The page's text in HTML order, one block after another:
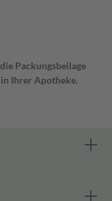
Packungsbeilage
Ihrer Apotheke.